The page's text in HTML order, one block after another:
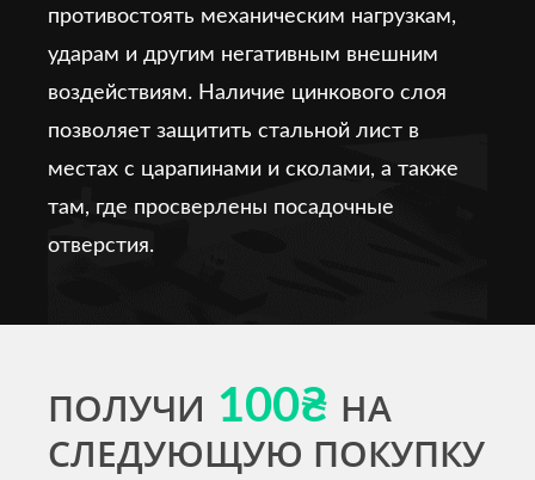
противостоять механическим нагрузкам,
ударам и другим негативным внешним
воздействиям. Наличие цинкового слоя
позволяет защитить стальной лист в
местах с царапинами и сколами, а также
там, где просверлены посадочные
отверстия.
ПОЛУЧИ 100₴ НА
СЛЕДУЮЩУЮ ПОКУПКУ